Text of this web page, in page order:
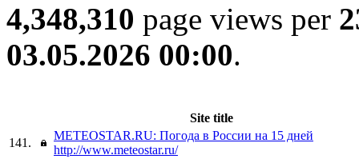
4,348,310 page views per
03.05.2026 00:00.
Site title
141.
METEOSTAR.RU: Погода в России на 15 дней
http://www.meteostar.ru/